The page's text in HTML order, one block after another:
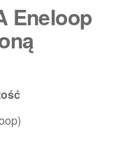
Eneloop